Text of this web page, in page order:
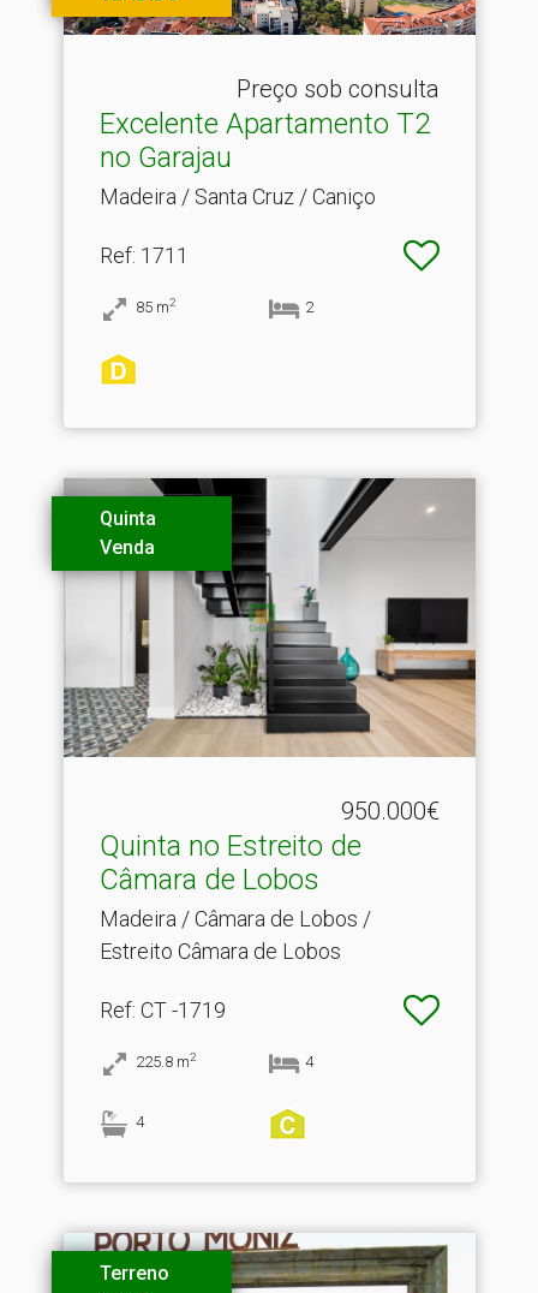
Preço sob consulta
Excelente Apartamento T2
no Garajau
Madeira / Santa Cruz / Caniço
Ref: 1711
85 m2 2
Quinta
Venda
950.000€
Quinta no Estreito de
Câmara de Lobos
Madeira / Câmara de Lobos /
Estreito Câmara de Lobos
Ref: CT -1719
225.8 m2 4
4
Terreno